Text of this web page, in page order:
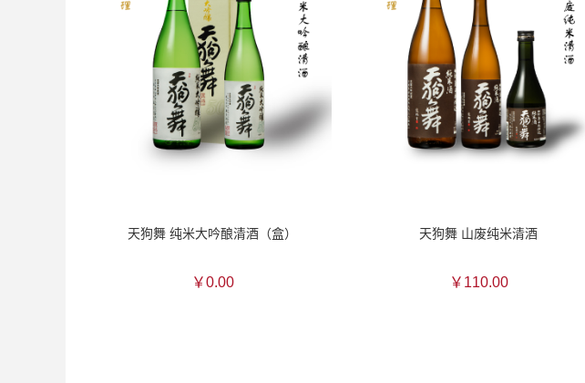
天狗舞 纯米大吟酿清酒（盒）
￥0.00
天狗舞 山废纯米清酒
￥110.00